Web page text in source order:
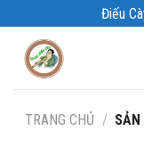
qua
Điếu
TRANG CHỦ / SẢN